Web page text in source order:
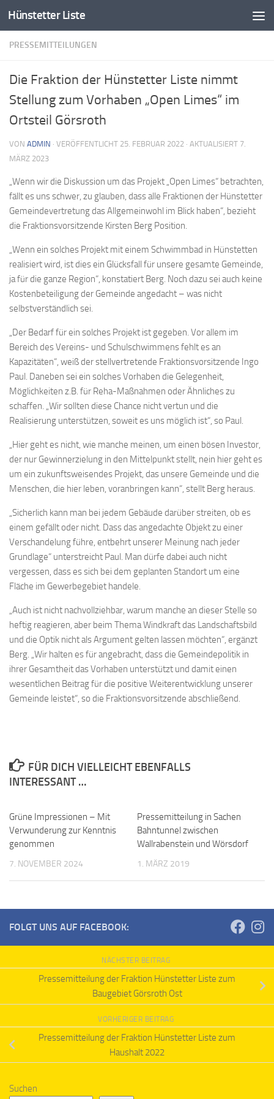
Zum Inhalt springen
Hünstetter Liste
PRESSEMITTEILUNGEN
Die Fraktion der Hünstetter Liste nimmt
Stellung zum Vorhaben „Open Limes“ im
Ortsteil Görsroth
VON ADMIN · VERÖFFENTLICHT 25. FEBRUAR 2022 · AKTUALISIERT 7.
MÄRZ 2023
„Wenn wir die Diskussion um das Projekt „Open Limes“ betrachten,
fällt es uns schwer, zu glauben, dass alle Fraktionen der Hünstetter
Gemeindevertretung das Allgemeinwohl im Blick haben“, bezieht
die Fraktionsvorsitzende Kirsten Berg Position.
„Wenn ein solches Projekt mit einem Schwimmbad in Hünstetten
realisiert wird, ist dies ein Glücksfall für unsere gesamte Gemeinde,
ja für die ganze Region“, konstatiert Berg. Noch dazu sei auch keine
Kostenbeteiligung der Gemeinde angedacht – was nicht
selbstverständlich sei.
„Der Bedarf für ein solches Projekt ist gegeben. Vor allem im
Bereich des Vereins- und Schulschwimmens fehlt es an
Kapazitäten“, weiß der stellvertretende Fraktionsvorsitzende Ingo
Paul. Daneben sei ein solches Vorhaben die Gelegenheit,
Möglichkeiten z.B. für Reha-Maßnahmen oder Ähnliches zu
schaffen. „Wir sollten diese Chance nicht vertun und die
Realisierung unterstützen, soweit es uns möglich ist“, so Paul.
„Hier geht es nicht, wie manche meinen, um einen bösen Investor,
der nur Gewinnerzielung in den Mittelpunkt stellt, nein hier geht es
um ein zukunftsweisendes Projekt, das unsere Gemeinde und die
Menschen, die hier leben, voranbringen kann“, stellt Berg heraus.
„Sicherlich kann man bei jedem Gebäude darüber streiten, ob es
einem gefällt oder nicht. Dass das angedachte Objekt zu einer
Verschandelung führe, entbehrt unserer Meinung nach jeder
Grundlage“ unterstreicht Paul. Man dürfe dabei auch nicht
vergessen, dass es sich bei dem geplanten Standort um eine
Fläche im Gewerbegebiet handele.
„Auch ist nicht nachvollziehbar, warum manche an dieser Stelle so
heftig reagieren, aber beim Thema Windkraft das Landschaftsbild
und die Optik nicht als Argument gelten lassen möchten“, ergänzt
Berg. „Wir halten es für angebracht, dass die Gemeindepolitik in
ihrer Gesamtheit das Vorhaben unterstützt und damit einen
wesentlichen Beitrag für die positive Weiterentwicklung unserer
Gemeinde leistet“, so die Fraktionsvorsitzende abschließend.
FÜR DICH VIELLEICHT EBENFALLS
INTERESSANT …
Grüne Impressionen – Mit
Verwunderung zur Kenntnis
genommen
7. NOVEMBER 2024
Pressemitteilung in Sachen
Bahntunnel zwischen
Wallrabenstein und Wörsdorf
1. MÄRZ 2019
FOLGT UNS AUF FACEBOOK:
NÄCHSTER BEITRAG
Pressemitteilung der Fraktion Hünstetter Liste zum
Baugebiet Görsroth Ost
VORHERIGER BEITRAG
Pressemitteilung der Fraktion Hünstetter Liste zum
Haushalt 2022
Suchen